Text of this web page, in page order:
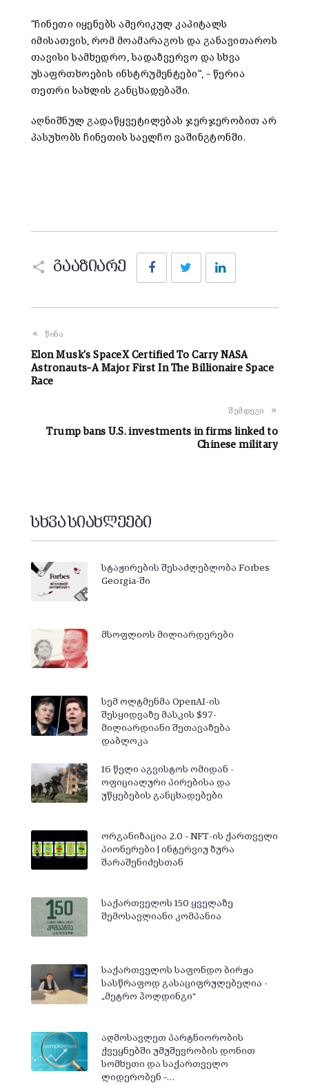
“ჩინეთი იყენებს ამერიკულ კაპიტალს
იმისათვის, რომ მოამარაგოს და განავითაროს
თავისი სამხედრო, სადაზვერვო და სხვა
უსაფრთხოების ინსტრუმენტები“, – წერია
თეთრი სახლის განცხადებაში.
აღნიშნულ გადაწყვეტილებას ჯერჯერობით არ
პასუხობს ჩინეთის საელჩო ვაშინგტონში.
გააზიარე
FacebookTwitter
წინა
Elon Musk’s SpaceX Certified To Carry NASA
Astronauts–A Major First In The Billionaire Space
Race
შემდეგი
Trump bans U.S. investments in firms linked to
Chinese military
სხვა სიახლეები
სტაჟირების შესაძლებლობა Forbes
Georgia-ში
მსოფლიოს მილიარდერები
სემ ოლტმენმა OpenAI-ის
შესყიდვაზე მასკის $97-
მილიარდიანი შეთავაზება
დაბლოკა
16 წელი აგვისტოს ომიდან -
ოფიციალური პირებისა და
უწყებების განცხადებები
ორგანიზაცია 2.0 – NFT-ის ქართველი
პიონერები | ინტერვიუ ზურა
შარაშენიძესთან
საქართველოს 150 ყველაზე
შემოსავლიანი კომპანია
საქართველოს საფონდო ბირჟა
სასწრაფოდ გასაციფრულებელია -
„მეტრო ჰოლდინგი“
აღმოსავლეთ პარტნიორობის
ქვეყნებში უმუშევრობის დონით
სომხეთი და საქართველო
ლიდერობენ –…